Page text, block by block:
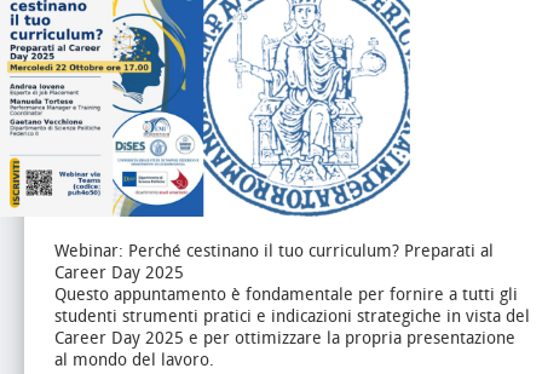
Webinar: Perché cestinano il tuo curriculum? Preparati al
Career Day 2025
Questo appuntamento è fondamentale per fornire a tutti gli
studenti strumenti pratici e indicazioni strategiche in vista del
Career Day 2025 e per ottimizzare la propria presentazione
al mondo del lavoro.